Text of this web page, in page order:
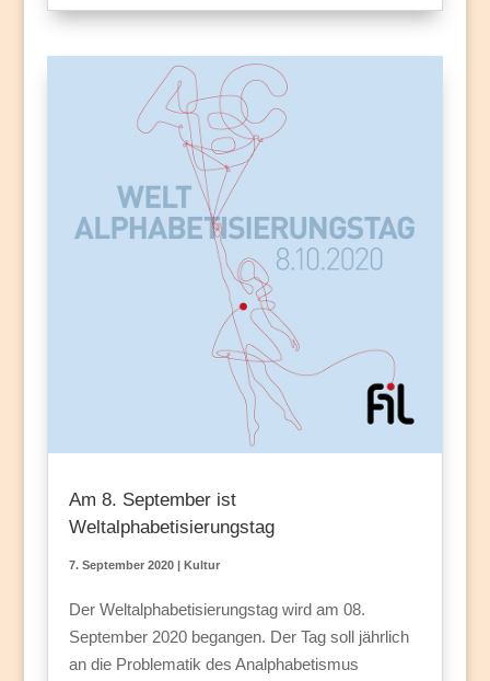
Am 8. September ist
Weltalphabetisierungstag
7. September 2020| Kultur
Der Weltalphabetisierungstag wird am 08.
September 2020 begangen. Der Tag soll jährlich
an die Problematik des Analphabetismus